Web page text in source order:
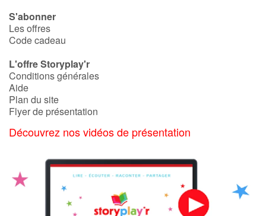
S'abonner
Les offres
Code cadeau
L'offre Storyplay'r
Conditions générales
Aide
Plan du site
Flyer de présentation
Découvrez nos vidéos de présentation